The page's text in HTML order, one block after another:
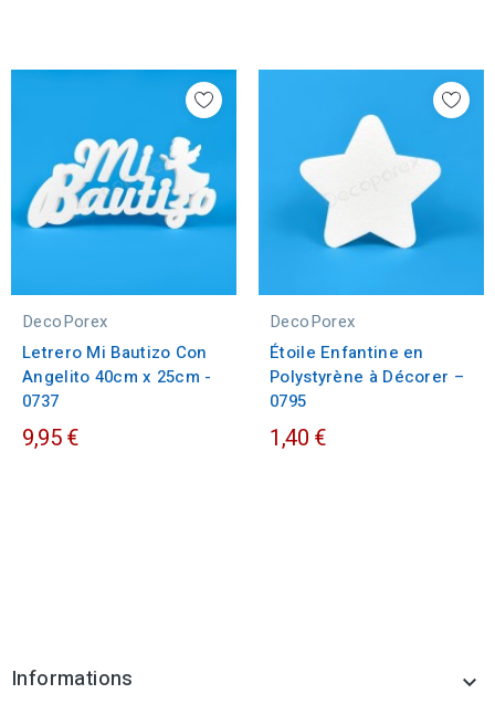
DecoPorex
Letrero Mi Bautizo Con
Angelito 40cm x 25cm -
0737
9,95 €
DecoPorex
Étoile Enfantine en
Polystyrène à Décorer –
0795
1,40 €
Informations 